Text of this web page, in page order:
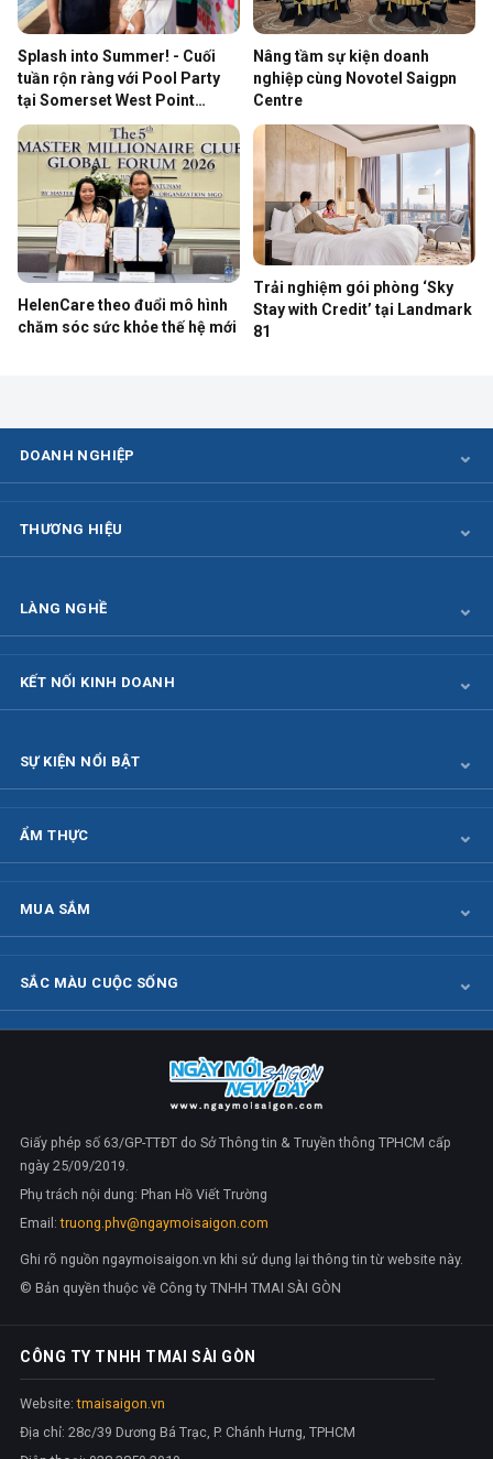
Splash into Summer! - Cuối
tuần rộn ràng với Pool Party
tại Somerset West Point
Hanoi
Nâng tầm sự kiện doanh
nghiệp cùng Novotel Saigpn
Centre
HelenCare theo đuổi mô hình
chăm sóc sức khỏe thế hệ mới
Trải nghiệm gói phòng ‘Sky
Stay with Credit’ tại Landmark
81
DOANH NGHIỆP
THƯƠNG HIỆU
LÀNG NGHỀ
KẾT NỐI KINH DOANH
SỰ KIỆN NỔI BẬT
ẨM THỰC
MUA SẮM
SẮC MÀU CUỘC SỐNG
Giấy phép số 63/GP-TTĐT do Sở Thông tin & Truyền thông TPHCM cấp
ngày 25/09/2019.
Phụ trách nội dung: Phan Hồ Viết Trường
Email:truong.phv@ngaymoisaigon.com
Ghi rõ nguồn ngaymoisaigon.vn khi sử dụng lại thông tin từ website này.
© Bản quyền thuộc về Công ty TNHH TMAI SÀI GÒN
CÔNG TY TNHH TMAI SÀI GÒN
Website:tmaisaigon.vn
Địa chỉ: 28c/39 Dương Bá Trạc, P. Chánh Hưng, TPHCM